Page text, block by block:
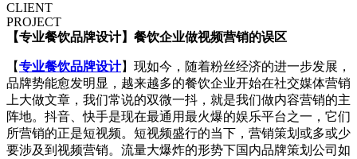
CLIENT
PROJECT
【专业餐饮品牌设计】餐饮企业做视频营销的误区
【专业餐饮品牌设计】现如今，随着粉丝经济的进一步发展，
品牌势能愈发明显，越来越多的餐饮企业开始在社交媒体营销
上大做文章，我们常说的双微一抖，就是我们做内容营销的主
阵地。抖音、快手是现在最通用最火爆的娱乐平台之一，它们
所营销的正是短视频。短视频盛行的当下，营销策划或多或少
要涉及到视频营销。流量大爆炸的形势下国内品牌策划公司如